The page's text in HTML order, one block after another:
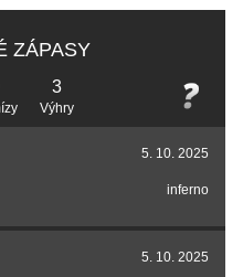
ZÁPASY
3
Výhry
5. 10. 2025
inferno
5. 10. 2025